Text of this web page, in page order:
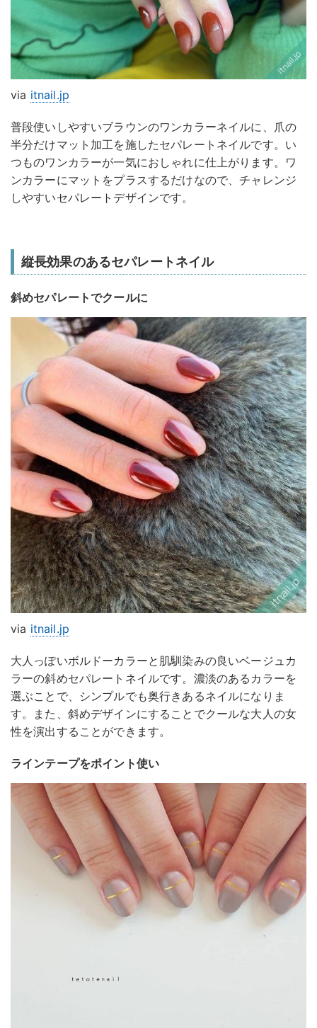
via itnail.jp
普段使いしやすいブラウンのワンカラーネイルに、爪の
半分だけマット加工を施したセパレートネイルです。い
つものワンカラーが一気におしゃれに仕上がります。ワ
ンカラーにマットをプラスするだけなので、チャレンジ
しやすいセパレートデザインです。
縦長効果のあるセパレートネイル
斜めセパレートでクールに
via itnail.jp
大人っぽいボルドーカラーと肌馴染みの良いベージュカ
ラーの斜めセパレートネイルです。濃淡のあるカラーを
選ぶことで、シンプルでも奥行きあるネイルになりま
す。また、斜めデザインにすることでクールな大人の女
性を演出することができます。
ラインテープをポイント使い